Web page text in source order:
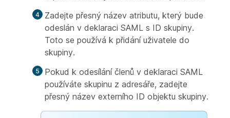
Zadejte přesný název atributu, který bude
odeslán v deklaraci SAML s ID skupiny.
Toto se používá k přidání uživatele do
skupiny.
Pokud k odesílání členů v deklaraci SAML
používáte skupinu z adresáře, zadejte
přesný název externího ID objektu skupiny.